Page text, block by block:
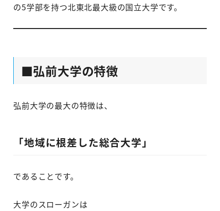
の5学部を持つ北東北最大級の国立大学です。
■弘前大学の特徴
弘前大学の最大の特徴は、
「地域に根差した総合大学」
であることです。
大学のスローガンは